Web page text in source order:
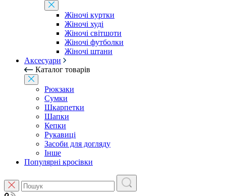
Жіночі куртки
Жіночі худі
Жіночі світшоти
Жіночі футболки
Жіночі штани
Аксесуари
Каталог товарів
Рюкзаки
Сумки
Шкарпетки
Шапки
Кепки
Рукавиці
Засоби для догляду
Інше
Популярні кросівки